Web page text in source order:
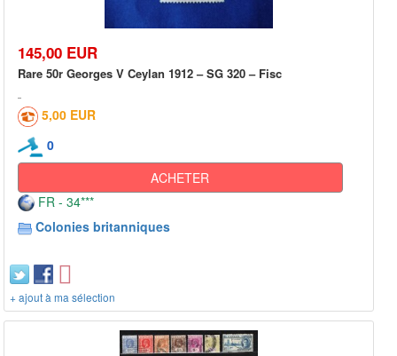
145,00 EUR
Rare 50r Georges V Ceylan 1912 – SG 320 – Fisc
5,00 EUR
0
ACHETER
FR - 34***
Colonies britanniques
+ ajout à ma sélection